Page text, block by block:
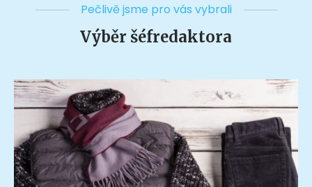
Pečlivě jsme pro vás vybrali
Výběr šéfredaktora